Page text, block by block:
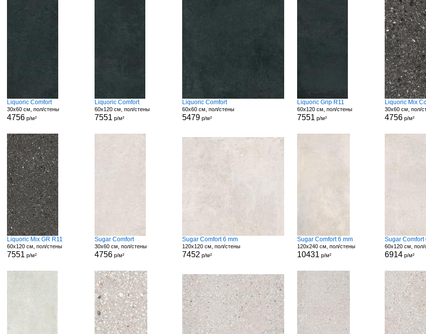
Liquoric Comfort
30x60 см, пол/стены
4756 р/м²
Liquoric Comfort
60x120 см, пол/стены
7551 р/м²
Liquoric Comfort
60x60 см, пол/стены
5479 р/м²
Liquoric Grip R11
60x120 см, пол/стены
7551 р/м²
Liquoric Mix
30x60 см, пол/
4756р/м²
Liquoric Mix GR R11
60x120 см, пол/стены
7551 р/м²
Sugar Comfort
30x60 см, пол/стены
4756 р/м²
Sugar Comfort 6 mm
120x120 см, пол/стены
7452 р/м²
Sugar Comfort 6 mm
120x240 см, пол/стены
10431 р/м²
Sugar Comfort
60x120 см, пол/
6914р/м²